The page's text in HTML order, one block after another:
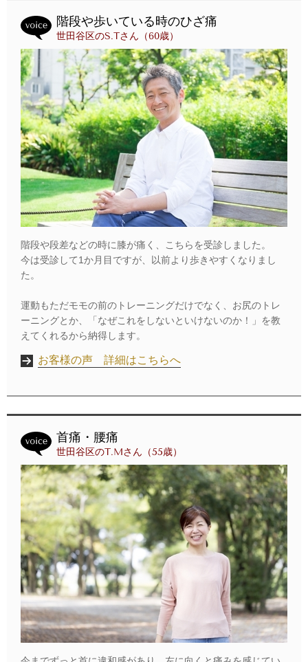
階段や歩いている時のひざ痛
世田谷区のS.Tさん（60歳）
階段や段差などの時に膝が痛く、こちらを受診しました。
今は受診して1か月目ですが、以前より歩きやすくなりまし
た。
運動もただモモの前のトレーニングだけでなく、お尻のトレ
ーニングとか、「なぜこれをしないといけないのか！」を教
えてくれるから納得します。
お客様の声 詳細はこちらへ
首痛・腰痛
世田谷区のT.Mさん（55歳）